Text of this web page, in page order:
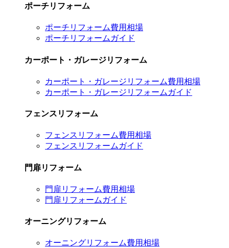
ポーチリフォーム
ポーチリフォーム費用相場
ポーチリフォームガイド
カーポート・ガレージリフォーム
カーポート・ガレージリフォーム費用相場
カーポート・ガレージリフォームガイド
フェンスリフォーム
フェンスリフォーム費用相場
フェンスリフォームガイド
門扉リフォーム
門扉リフォーム費用相場
門扉リフォームガイド
オーニングリフォーム
オーニングリフォーム費用相場